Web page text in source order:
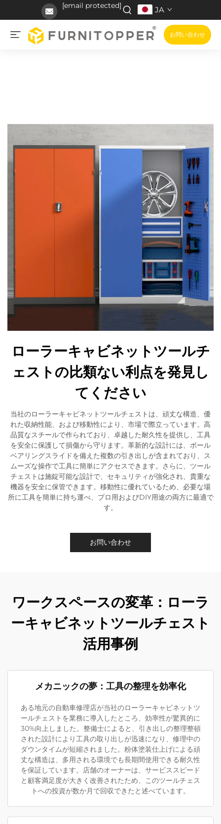
[email protected] JA
お問い合わせ
ローラーキャビネットツールチ
ェストの比類ない利点を発見し
てください
当社のローラーキャビネットツールチェストは、頑丈な構造、優
れた収納性能、および移動性により、市場で際立っています。高
品質なスチールで作られており、卓越した耐久性を提供し、工具
を安全に保護して損傷から守ります。革新的な設計には、ボール
ベアリングスライドを備えた複数の引き出しが含まれており、ス
ムーズな操作で工具に簡単にアクセスできます。さらに、ツール
チェストは施錠可能な設計で、セキュリティが強化され、貴重な
機器を安全に保管できます。移動性に優れているため、必要な場
所に工具を簡単に持ち運べ、プロ用およびDIY用途の両方に最適で
す。
お問い合わせ
ワークスペースの変革：ローラ
ーキャビネットツールチェスト
活用事例
メカニックの夢：工具の整理を効率化
ある地元の自動車修理店が当社のローラーキャビネットツ
ールチェストを業務に導入したところ、効率性が驚異的に
30%向上しました。整備士によると、引き出しの整理整頓
された設計により工具の取り出しが迅速になり、修理中の
ダウンタイムが短縮されました。粉体塗装仕上げによる頑
丈な構造は、多用される環境でも長期間使用できる耐久性
を保証しています。店舗のオーナーは、サービススピード
と顧客満足度が大きく改善されたため、このツールチェス
トへの投資が数か月で回収できたと述べています。